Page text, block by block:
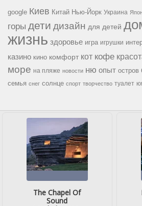
google Киев Китай Нью-Йорк Украина
горы дети дизайн для детей
жизнь здоровье игра игрушки
казино кино комфорт кот кофе
море на пляже новости ню опыт остров
семья снег солнце спорт творчество туалет